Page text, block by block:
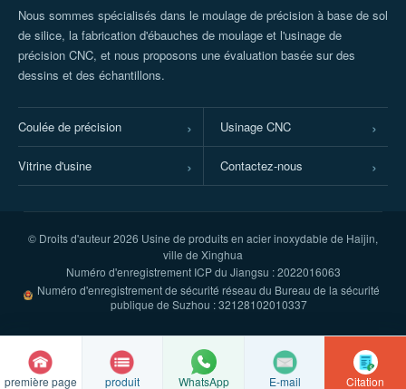
Nous sommes spécialisés dans le moulage de précision à base de sol
de silice, la fabrication d'ébauches de moulage et l'usinage de
précision CNC, et nous proposons une évaluation basée sur des
dessins et des échantillons.
Coulée de précision Usinage CNC
Vitrine d'usine Contactez-nous
© Droits d'auteur2026 Usine de produits en acier inoxydable de Haijin,
ville de Xinghua
Numéro d'enregistrement ICP du Jiangsu : 2022016063
Numéro d'enregistrement de sécurité réseau du Bureau de la sécurité
publique de Suzhou : 32128102010337
première page produit E-mail
WhatsApp Citation